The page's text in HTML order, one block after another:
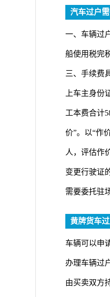
汽车过户
一、车辆过
船使用税完
三、手续费
上车主身份
工本费合计
价”。以“作
人，评估作
变更行驶证
需要委托驻
黄牌货车
车辆可以申
办理车辆过
由买卖双方